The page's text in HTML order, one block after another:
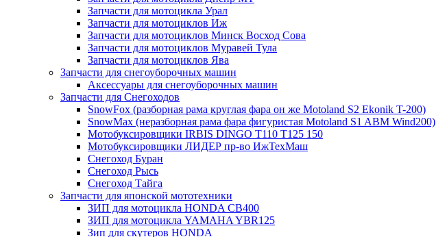
Запчасти для мотоцикла Урал
Запчасти для мотоциклов Иж
Запчасти для мотоциклов Минск Восход Сова
Запчасти для мотоциклов Муравей Тула
Запчасти для мотоциклов Ява
Запчасти для снегоуборочных машин
Аксессуары для снегоуборочных машин
Запчасти для Снегоходов
SnowFox (разборная рама круглая фара он же Motoland S2 Ekonik T-200)
SnowMax (неразборная рама фара фигуристая Motoland S1 ABM Wind200)
Мотобуксировщики IRBIS DINGO Т110 Т125 150
Мотобуксировщики ЛИДЕР пр-во ИжТехМаш
Снегоход Буран
Снегоход Рысь
Снегоход Тайга
Запчасти для японской мототехники
ЗИП для мотоцикла HONDA CB400
ЗИП для мотоцикла YAMAHA YBR125
Зип для скутеров HONDA